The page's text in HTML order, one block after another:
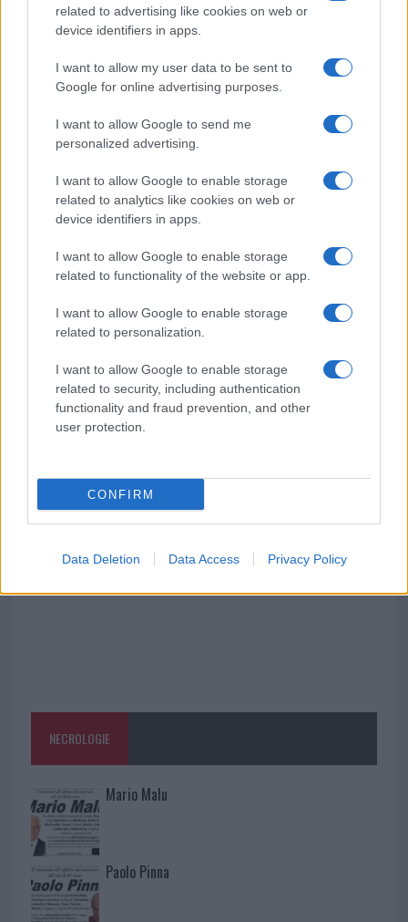
related to advertising like cookies on web or
device identifiers in apps.
I want to allow my user data to be sent to
Google for online advertising purposes.
I want to allow Google to send me
personalized advertising.
I want to allow Google to enable storage
related to analytics like cookies on web or
device identifiers in apps.
I want to allow Google to enable storage
related to functionality of the website or app.
I want to allow Google to enable storage
related to personalization.
I want to allow Google to enable storage
related to security, including authentication
functionality and fraud prevention, and other
user protection.
CONFIRM
Data Deletion Data Access Privacy Policy
Incendio nella notte a Olbia, a fuoco due furgoni
A fuoco un deposito con bombole, intervento dei
vigili del fuoco a Rudalza
Ristorante distrutto dalle fiamme a La
Maddalena, incendio a Monti d’à rena
Le previsioni meteo per il weekend a Olbia e in
Gallura
Michelle Hunziker in Gallura, bella anche dal
Calangianus, dopo le polemiche il centro
accoglienza minori chiude
Olbia, divieto di sosta contro spaccio e degrado:
esplode la protesta
NECROLOGIE
Mario Malu
Paolo Pinna